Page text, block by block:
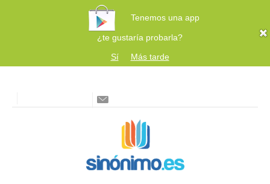
Tenemos una app
¿te gustaría probarla?
Sí
Más tarde